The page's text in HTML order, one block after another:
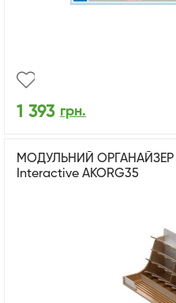
1 393 грн.
МОДУЛЬНИЙ
Interactive AKORG35